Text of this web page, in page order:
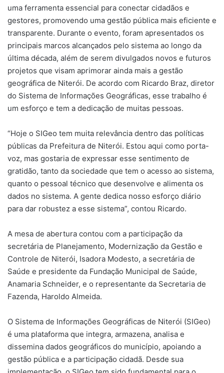
uma ferramenta essencial para conectar cidadãos e
gestores, promovendo uma gestão pública mais eficiente e
transparente. Durante o evento, foram apresentados os
principais marcos alcançados pelo sistema ao longo da
última década, além de serem divulgados novos e futuros
projetos que visam aprimorar ainda mais a gestão
geográfica de Niterói. De acordo com Ricardo Braz, diretor
do Sistema de Informações Geográficas, esse trabalho é
um esforço e tem a dedicação de muitas pessoas.
“Hoje o SIGeo tem muita relevância dentro das políticas
públicas da Prefeitura de Niterói. Estou aqui como porta-
voz, mas gostaria de expressar esse sentimento de
gratidão, tanto da sociedade que tem o acesso ao sistema,
quanto o pessoal técnico que desenvolve e alimenta os
dados no sistema. A gente dedica nosso esforço diário
para dar robustez a esse sistema”, contou Ricardo.
A mesa de abertura contou com a participação da
secretária de Planejamento, Modernização da Gestão e
Controle de Niterói, Isadora Modesto, a secretária de
Saúde e presidente da Fundação Municipal de Saúde,
Anamaria Schneider, e o representante da Secretaria de
Fazenda, Haroldo Almeida.
O Sistema de Informações Geográficas de Niterói (SIGeo)
é uma plataforma que integra, armazena, analisa e
dissemina dados geográficos do município, apoiando a
gestão pública e a participação cidadã. Desde sua